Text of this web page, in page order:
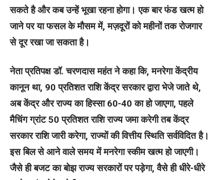
सकते है और कब उन्हें भूखा रहना होगा। एक बार फंड खत्म हो
जाने पर या फसल के मौसम में, मज़दूरों को महीनों तक रोजगार
से दूर रखा जा सकता है।
नेता प्रतिपक्ष डॉ. चरणदास महंत ने कहा कि, मनरेगा केंद्रीय
कानून था, 90 प्रतिशत राशि केंद्र सरकार द्वारा भेजे जाते थे,
अब केंद्र और राज्य का हिस्सा 60-40 का हो जाएगा, पहले
मैचिंग ग्रांट 50 प्रतिशत राशि राज्य जमा करेगी तब केंद्र
सरकार राशि जारी करेगा, राज्यों की वित्तीय स्थिति सर्वविदित है।
इस बिल से आने वाले समय में मनरेगा स्कीम खत्म हो जाएगी।
जैसे ही बजट का बोझ राज्य सरकारों पर पड़ेगा, वैसे ही धीरे-धीरे